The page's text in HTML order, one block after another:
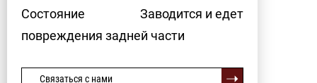
Состояние
Заводится и едет
повреждения задней части
Связаться с нами